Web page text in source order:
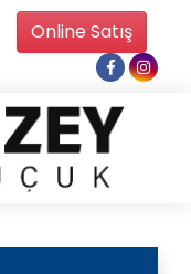
Online Satış